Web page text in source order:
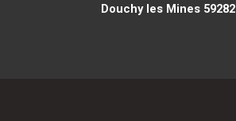
Douchy les Mines 59282